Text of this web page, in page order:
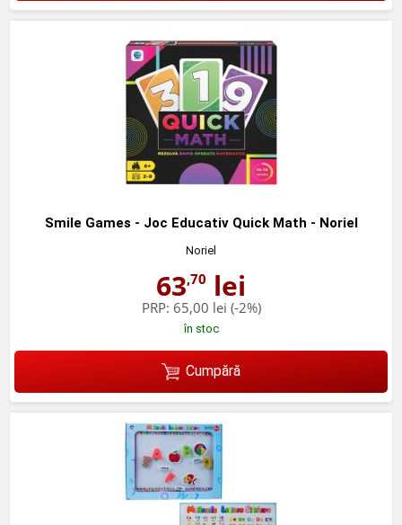
Smile Games - Joc Educativ Quick Math - Noriel
Noriel
63,70 lei
PRP: 65,00 lei (-2%)
în stoc
Cumpără